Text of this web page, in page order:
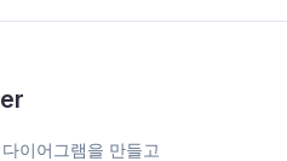
이어그램을 만들고